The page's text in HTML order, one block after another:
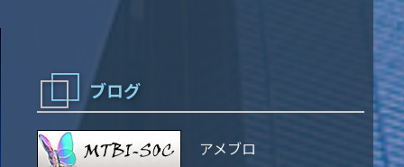
ブログ
アメブロ